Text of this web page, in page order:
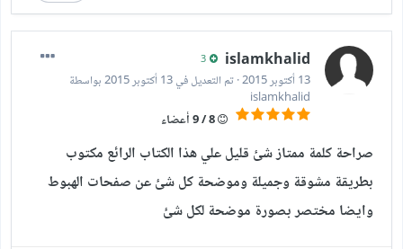
islamkhalid
13 أكتوبر 2015 ·تم التعديل في13 أكتوبر 2015
بواسطة
islamkhalid
صراحة كلمة ممتاز شئ قليل علي هذا الكتاب الرائع مكتوب
بطريقة مشوقة وجميلة وموضحة كل شئ عن صفحات الهبوط
وايضا مختصر بصورة موضحة لكل شئ